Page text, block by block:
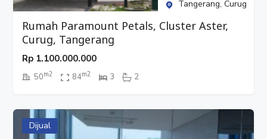
Tangerang, Curug
Rumah Paramount Petals, Cluster Aster,
Curug, Tangerang
Rp 1.100.000.000
50m2 84m2 3 2
Dijual